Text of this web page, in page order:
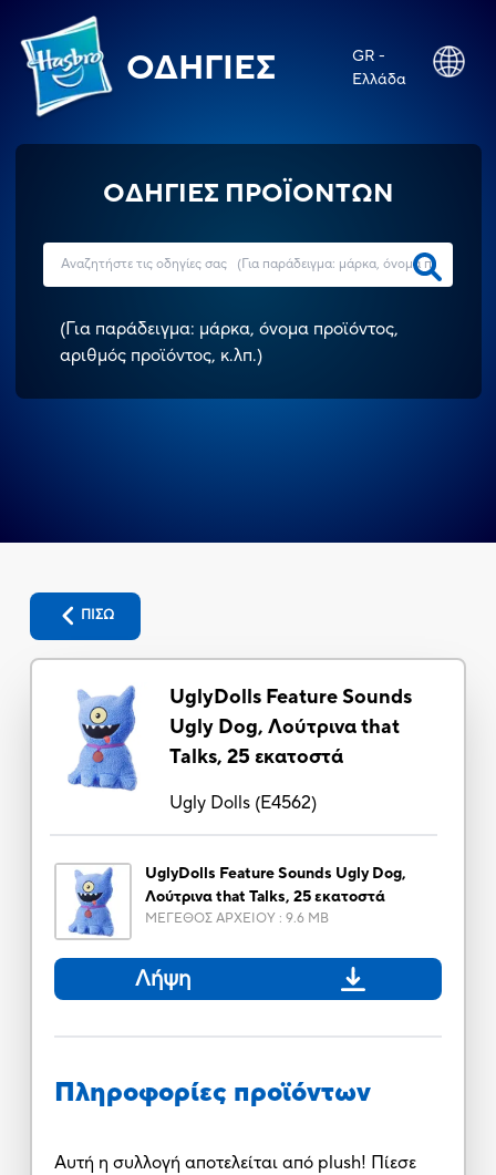
ΟΔΗΓΊΕΣ
GR -
Ελλάδα
ΟΔΗΓΙΕΣ ΠΡΟΪΟΝΤΩΝ
(Για παράδειγμα: μάρκα, όνομα προϊόντος,
αριθμός προϊόντος, κ.λπ.)
ΠΙΣΩ
UglyDolls Feature Sounds
Ugly Dog, Λούτρινα that
Talks, 25 εκατοστά
Ugly Dolls(E4562)
UglyDolls Feature Sounds Ugly Dog,
Λούτρινα that Talks, 25 εκατοστά
ΜΕΓΕΘΟΣ ΑΡΧΕΙΟΥ: 9.6 MB
Λήψη
Πληροφορίες προϊόντων
Αυτή η συλλογή αποτελείται από plush! Πίεσε